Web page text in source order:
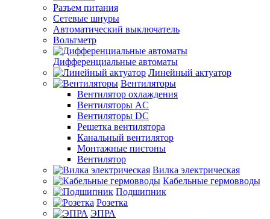
Разъем питания
Сетевые шнуры
Автоматический выключатель
Вольтметр
Дифференциальные автоматы
Линейный актуатор
Вентиляторы
Вентилятор охлаждения
Вентиляторы AC
Вентиляторы DC
Решетка вентилятора
Канальный вентилятор
Монтажные пистоны
Вентилятор
Вилка электрическая
Кабельные гермовводы
Подшипник
Розетка
ЭПРА